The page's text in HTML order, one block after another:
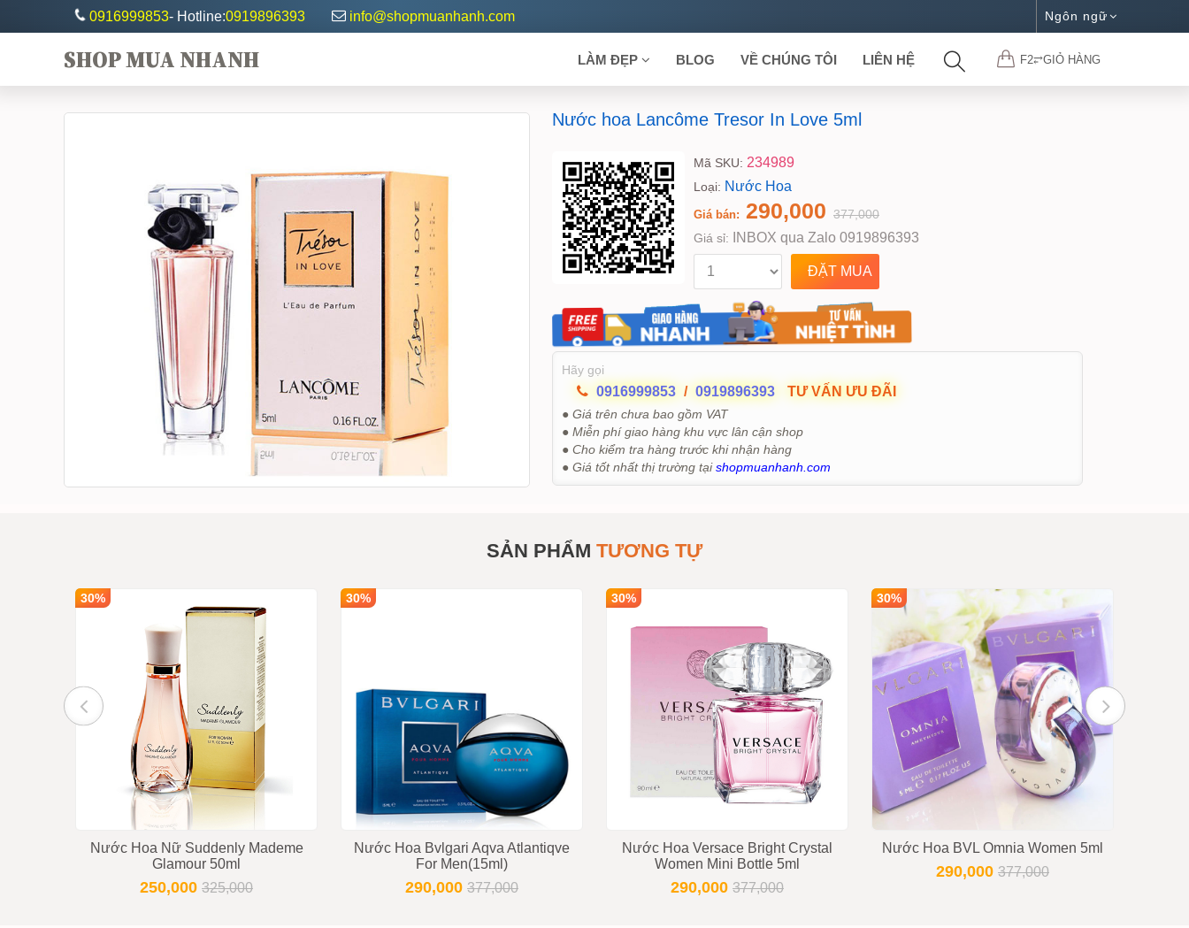
0916999853- Hotline:0919896393 info@shopmuanhanh.com Ngôn ngữ
SHOP MUA NHANH F2⥂GIỎ HÀNG
LÀM ĐẸP BLOG VỀ CHÚNG TÔI LIÊN HỆ
Nước hoa Lancôme Tresor In Love 5ml
Mã SKU: 234989
Loại: Nước Hoa
Giá bán: 290,000 377,000
Giá sỉ: INBOX qua Zalo 0919896393
Hãy gọi
0916999853 / 0919896393 TƯ VẤN ƯU ĐÃI
● Giá trên chưa bao gồm VAT
● Miễn phí giao hàng khu vực lân cận shop
● Cho kiểm tra hàng trước khi nhận hàng
● Giá tốt nhất thị trường tạishopmuanhanh.com
SẢN PHẨM TƯƠNG TỰ
30%
Nước Hoa Nữ Suddenly Mademe
Glamour 50ml
250,000 325,000
30%
Nước Hoa Bvlgari Aqva Atlantiqve
For Men(15ml)
290,000 377,000
30%
Nước Hoa Versace Bright Crystal
Women Mini Bottle 5ml
290,000 377,000
30%
Nước Hoa BVL Omnia Women 5ml
290,000 377,000